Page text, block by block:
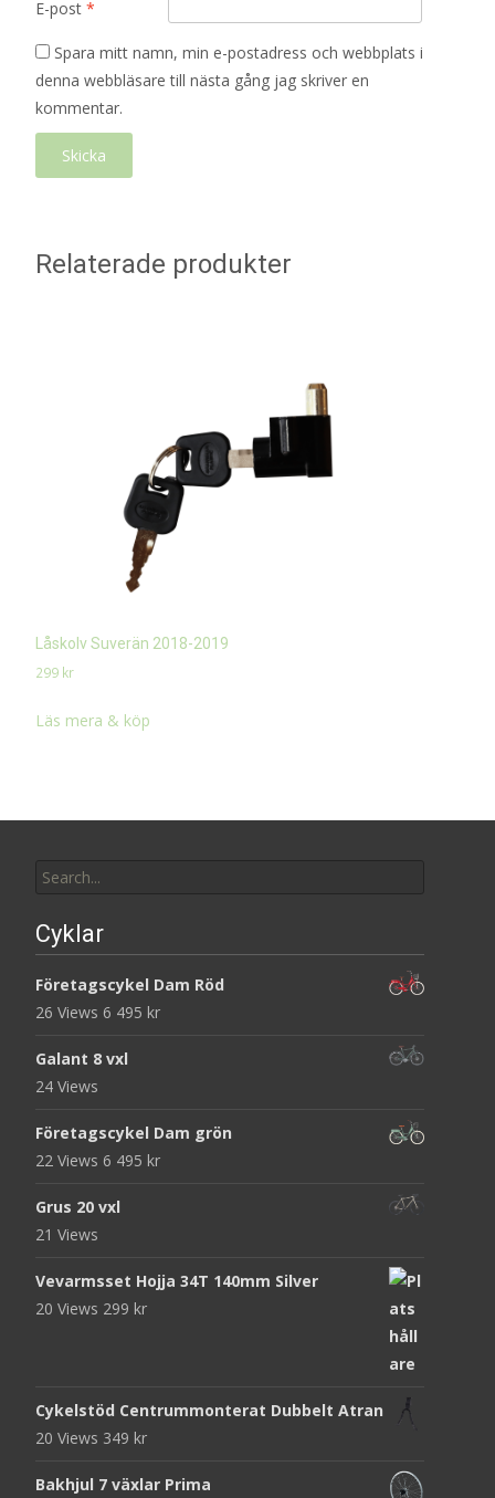
E-post *
Spara mitt namn, min e-postadress och webbplats i
denna webbläsare till nästa gång jag skriver en
kommentar.
Relaterade produkter
Låskolv Suverän 2018-2019
299 kr
Läs mera & köp
for:
Cyklar
Företagscykel Dam Röd
26 Views 6 495 kr
Galant 8 vxl
24 Views
Företagscykel Dam grön
22 Views 6 495 kr
Grus 20 vxl
21 Views
Vevarmsset Hojja 34T 140mm Silver
20 Views 299 kr
Cykelstöd Centrummonterat Dubbelt Atran
20 Views 349 kr
Bakhjul 7 växlar Prima